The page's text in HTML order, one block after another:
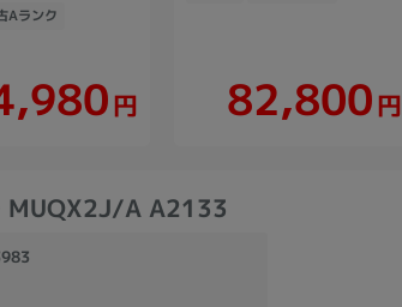
Aランク
円 82,800円
MUQX2J/A A2133